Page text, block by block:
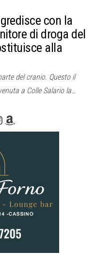
con la
di droga del
alla
del cranio. Questo il
a Colle Salario la…
Amazon